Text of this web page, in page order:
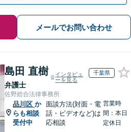
メールでお問い合わせ
島田 直樹
弁護士
インタビュ
ーを見る
千葉県
佐野総合法律事務所
品川区 か
らも相談
受付中
面談方法(対面・電
話・ビデオなど)は
応相談
営業時
間：本日
定休日